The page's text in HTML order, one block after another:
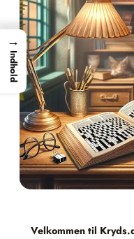
Velkommen til
→
Indhold